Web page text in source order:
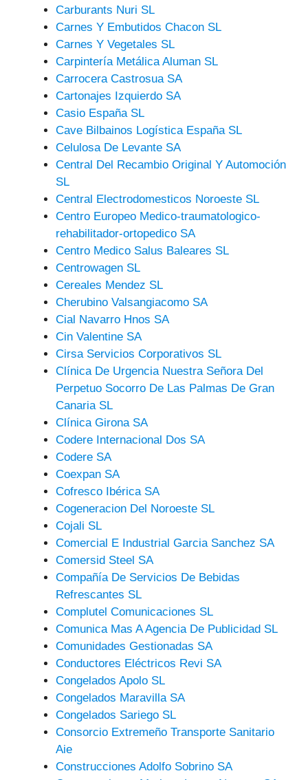
Carburants Nuri SL
Carnes Y Embutidos Chacon SL
Carnes Y Vegetales SL
Carpintería Metálica Aluman SL
Carrocera Castrosua SA
Cartonajes Izquierdo SA
Casio España SL
Cave Bilbainos Logística España SL
Celulosa De Levante SA
Central Del Recambio Original Y Automoción
SL
Central Electrodomesticos Noroeste SL
Centro Europeo Medico-traumatologico-
rehabilitador-ortopedico SA
Centro Medico Salus Baleares SL
Centrowagen SL
Cereales Mendez SL
Cherubino Valsangiacomo SA
Cial Navarro Hnos SA
Cin Valentine SA
Cirsa Servicios Corporativos SL
Clínica De Urgencia Nuestra Señora Del
Perpetuo Socorro De Las Palmas De Gran
Canaria SL
Clínica Girona SA
Codere Internacional Dos SA
Codere SA
Coexpan SA
Cofresco Ibérica SA
Cogeneracion Del Noroeste SL
Cojali SL
Comercial E Industrial Garcia Sanchez SA
Comersid Steel SA
Compañía De Servicios De Bebidas
Refrescantes SL
Complutel Comunicaciones SL
Comunica Mas A Agencia De Publicidad SL
Comunidades Gestionadas SA
Conductores Eléctricos Revi SA
Congelados Apolo SL
Congelados Maravilla SA
Congelados Sariego SL
Consorcio Extremeño Transporte Sanitario
Aie
Construcciones Adolfo Sobrino SA